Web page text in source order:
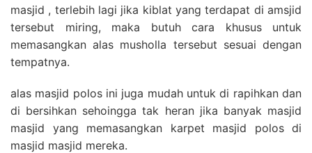
masjid , terlebih lagi jika kiblat yang terdapat di amsjid
tersebut miring, maka butuh cara khusus untuk
memasangkan alas musholla tersebut sesuai dengan
tempatnya.
alas masjid polos ini juga mudah untuk di rapihkan dan
di bersihkan sehoingga tak heran jika banyak masjid
masjid yang memasangkan karpet masjid polos di
masjid masjid mereka.